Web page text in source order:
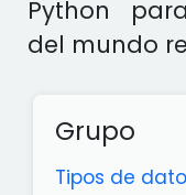
Python
del mundo
Grupo
Tipos de